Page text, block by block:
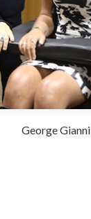
George Gianni